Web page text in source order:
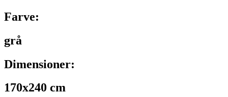
Farve:
grå
Dimensioner:
170x240 cm